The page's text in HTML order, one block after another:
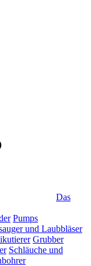
Das
Pumps
und Laubbläser
Grubber
Schläuche und